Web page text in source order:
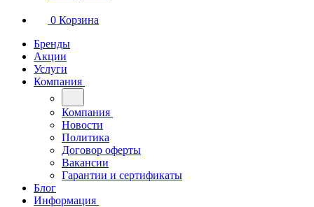
0 Корзина
Бренды
Акции
Услуги
Компания
Компания
Новости
Политика
Договор оферты
Вакансии
Гарантии и сертификаты
Блог
Информация